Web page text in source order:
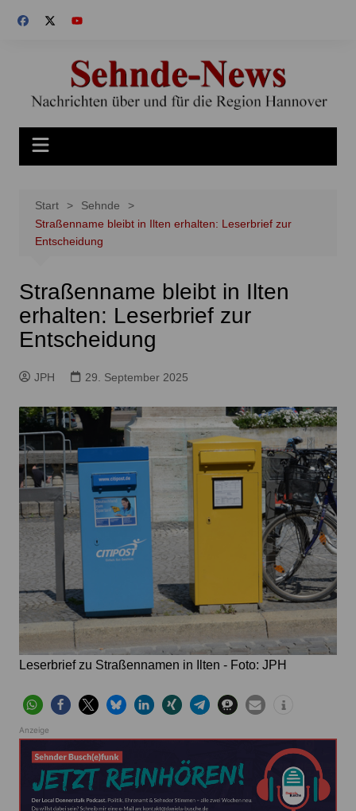
Inhalt
Start
Sehnde
Straßenname bleibt in Ilten erhalten: Leserbrief zur
Entscheidung
Straßenname bleibt in Ilten
erhalten: Leserbrief zur
Entscheidung
JPH 29. September 2025
Leserbrief zu Straßennamen in Ilten - Foto: JPH
Anzeige